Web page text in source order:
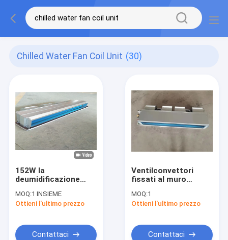
Chilled Water Fan Coil Unit (30)
152W la
deumidificazione
ventilconvettore
dell'acqua per il
centrale
MOQ:1 INSIEME
Ottieni l'ultimo prezzo
Contattaci
Ventilconvettori
fissati al muro
Hydronic dell'acqua
MOQ:1
Ottieni l'ultimo prezzo
Contattaci